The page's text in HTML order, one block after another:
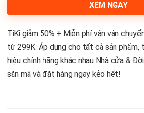
XEM NGAY
TiKi giảm 50% + Miễn phí vận vận
từ 299K. Áp dụng cho tất cả sản phẩm,
hiệu chính hãng khác nhau Nhà cửa &
săn mã và đặt hàng ngay kẻo hết!